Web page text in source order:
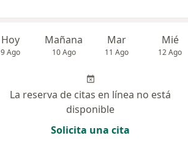
Hoy
9 Ago
Mañana
10 Ago
Mar
11 Ago
Mié
12 Ago
La reserva de citas en línea no está
disponible
Solicita una cita